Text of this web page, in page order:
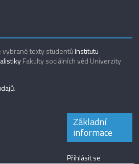
vybrané texty studentůInstitutu
Fakulty sociálních věd Univerzity
.
Základní
informace
Přihlásit se